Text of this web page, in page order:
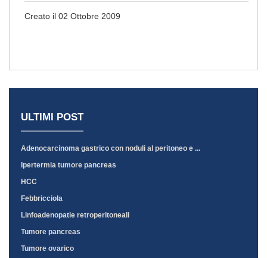
Creato il 02 Ottobre 2009
ULTIMI POST
Adenocarcinoma gastrico con noduli al peritoneo e ...
Ipertermia tumore pancreas
HCC
Febbricciola
Linfoadenopatie retroperitoneali
Tumore pancreas
Tumore ovarico